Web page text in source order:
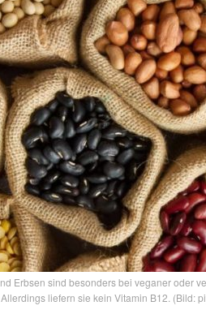
Erbsen sind besonders bei veganer oder
liefern sie kein Vitamin B12. (Bild: